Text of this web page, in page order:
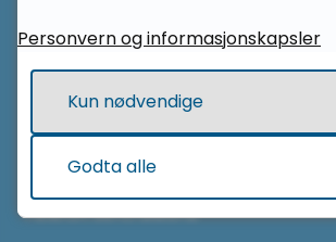
6514 Kristiansund
Kontakt oss
Telefon sentralbord:
Personvern og informasjonskapsler
Kun nødvendige
Godta alle